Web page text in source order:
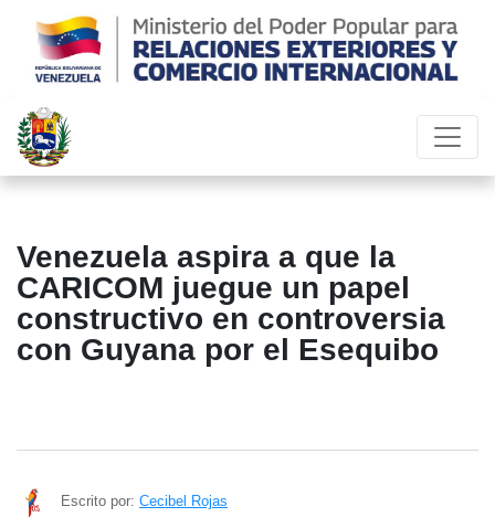
Venezuela aspira a que la
CARICOM juegue un papel
constructivo en controversia
con Guyana por el Esequibo
Escrito por: Cecibel Rojas